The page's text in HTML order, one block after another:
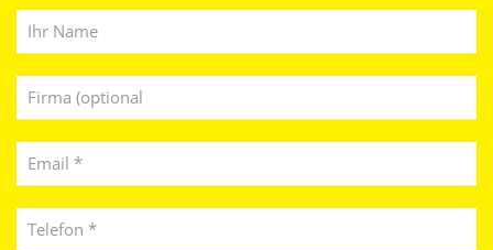
Vor- und Nachname
Unternehmen (optional)
Email-Adresse *
Telefonnummer *